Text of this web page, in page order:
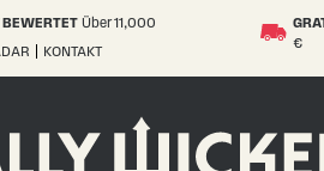
BEWERTET Über 11,000
€
KONTAKT